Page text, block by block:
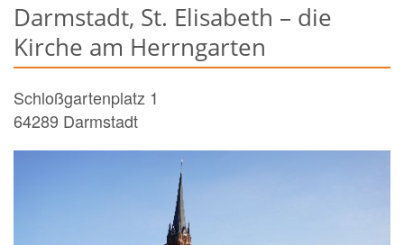
Darmstadt, St. Elisabeth – die
Kirche am Herrngarten
Schloßgartenplatz 1
64289 Darmstadt